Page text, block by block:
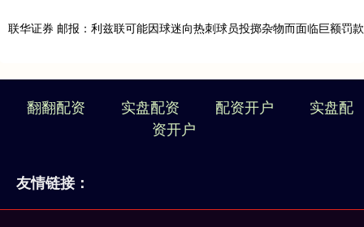
联华证券 邮报：利兹联可能因球迷向热刺球员投掷杂物而面临巨额罚款
翻翻配资 实盘配资 配资开户
实盘配
资开户
友情链接：